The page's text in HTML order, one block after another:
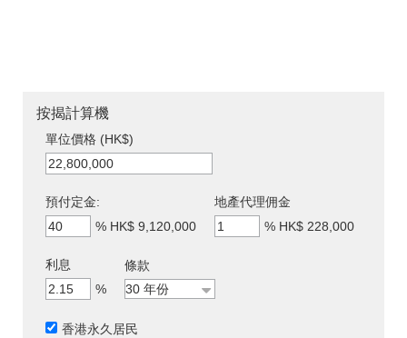
按揭計算機
單位價格 (HK$)
預付定金:
% HK$ 9,120,000
地產代理佣金
% HK$ 228,000
利息
%
條款
香港永久居民